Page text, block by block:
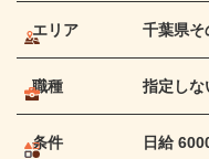
エリア 千葉県そ
職種 指定しな
条件 日給